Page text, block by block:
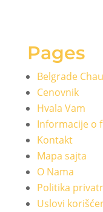
Pages
Belgrade
Cenovnik
Hvala Vam
Informacije o
Kontakt
Mapa sajta
O Nama
Politika
Uslovi